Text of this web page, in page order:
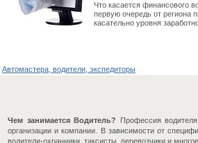
Что касается финансового
первую очередь от региона
касательно уровня
Автомастера, водители, экспедиторы
Чем занимается Водитель? Профессия
организации и компании. В зависимости от
водители-охранники, таксисты, перевозчики и многое